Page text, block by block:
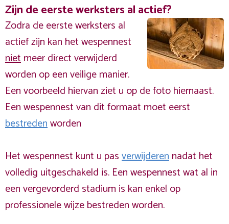
Zijn de eerste werksters al actief?
Zodra de eerste werksters al
actief zijn kan het wespennest
nietmeer direct verwijderd
worden op een veilige manier.
Een voorbeeld hiervan ziet u op de foto hiernaast.
Een wespennest van dit formaat moet eerst
bestredenworden
Het wespennest kunt u pasverwijderennadat het
volledig uitgeschakeld is. Een wespennest wat al in
een vergevorderd stadium is kan enkel op
professionele wijze bestreden worden.